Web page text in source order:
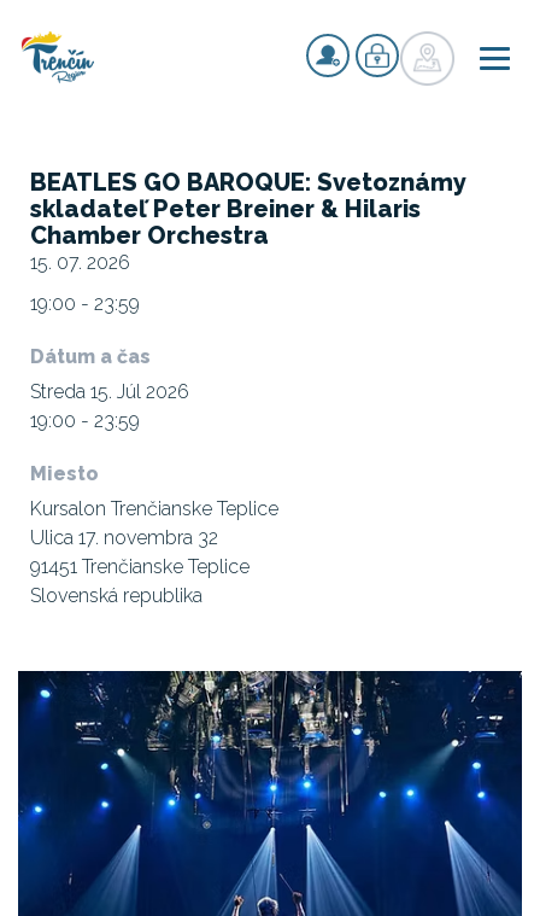
BEATLES GO BAROQUE: Svetoznámy
skladateľ Peter Breiner & Hilaris
Chamber Orchestra
15. 07. 2026
19:00 - 23:59
Dátum a čas
Streda 15. Júl 2026
19:00 - 23:59
Miesto
Kursalon Trenčianske Teplice
Ulica 17. novembra 32
91451 Trenčianske Teplice
Slovenská republika